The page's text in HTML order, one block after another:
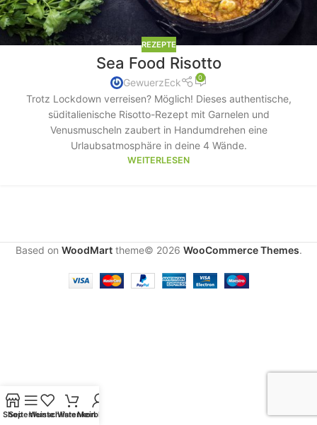
REZEPTE
Sea Food Risotto
GewuerzEck 0
Trotz Lockdown verreisen? Möglich! Dieses authentische,
süditalienische Risotto-Rezept mit Garnelen und
Venusmuscheln zaubert in Handumdrehen eine
Urlaubsatmosphäre in deine 4 Wände.
WEITERLESEN
Based on WoodMarttheme© 2026 WooCommerce Themes.
Shop
Seitenleiste
WunschlisteWarenkorbMein Konto